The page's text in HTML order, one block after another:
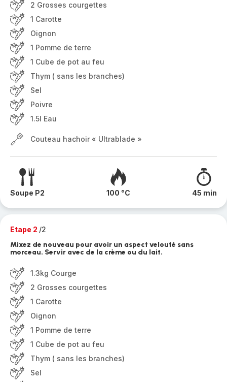
2 Grosses courgettes
1 Carotte
Oignon
1 Pomme de terre
1 Cube de pot au feu
Thym ( sans les branches)
Sel
Poivre
1.5l Eau
Couteau hachoir « Ultrablade »
Soupe P2 100 °C 45 min
Etape 2 /2
Mixez de nouveau pour avoir un aspect velouté sans
morceau. Servir avec de la crème ou du lait.
1.3kg Courge
2 Grosses courgettes
1 Carotte
Oignon
1 Pomme de terre
1 Cube de pot au feu
Thym ( sans les branches)
Sel